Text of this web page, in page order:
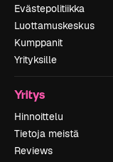
Evästepolitiikka
Luottamuskeskus
Kumppanit
Yrityksille
Yritys
Hinnoittelu
Tietoja meistä
Reviews